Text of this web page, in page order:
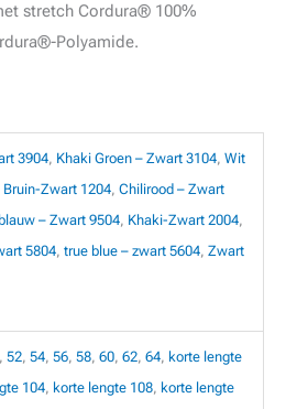
stretch Cordura® 100%
Polyamide.
3904, Khaki Groen – Zwart 3104, Wit
Bruin-Zwart 1204, Chilirood – Zwart
– Zwart 9504, Khaki-Zwart 2004,
5804, true blue – zwart 5604, Zwart
, 52, 54, 56, 58, 60, 62, 64, korte lengte
104, korte lengte 108, korte lengte